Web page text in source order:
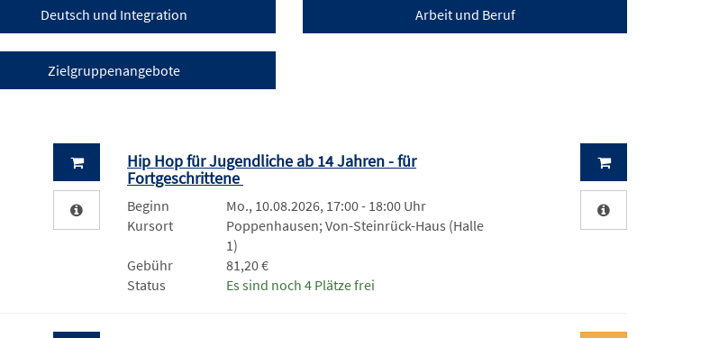
Deutsch und Integration Arbeit und Beruf
Zielgruppenangebote
Hip Hop für Jugendliche ab 14 Jahren - für
Fortgeschrittene
Beginn
Mo., 10.08.2026, 17:00 - 18:00 Uhr
Kursort
Poppenhausen; Von-Steinrück-Haus (Halle
1)
Gebühr
81,20 €
Status
Es sind noch 4 Plätze frei